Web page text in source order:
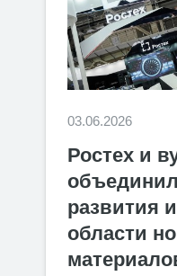
03.06.2026
Ростех и
развития
области